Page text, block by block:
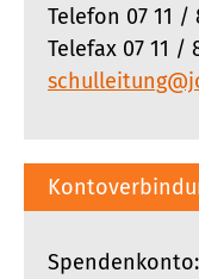
Telefon 07 11 /
Telefax 07 11 /